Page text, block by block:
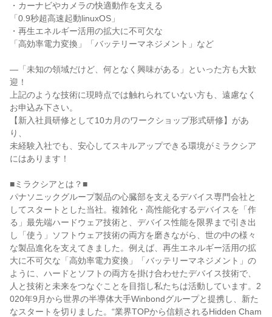
・カーナビやカメラの快適動作を支える
「0.9秒超高速起動linuxOS」
・再生エネルギー活用の拡大に不可欠な
「高効率電力変換」「バッテリーマネジメント」など
―「未知の領域だけど、何となく興味がある」といった方も大歓
迎！
上記のような技術に現時点では触れられていない方も、遠慮なく
お申込み下さい。
【新入社員研修として10カ月のワークショップ形式研修】があ
り、
未経験入社でも、安心してスキルアップできる環境がミラクシア
にはあります！
■ミラクシアとは？■
パナソニックグループ製品の心臓部を支えるデバイス専門会社と
してスタートとした当社。複雑化・高性能化するデバイスを「作
る」最先端ハードウェア技術と、デバイス性能を限界まで引き出
し「使う」ソフトウェア技術の両方を磨きながら、世の中の様々
な製品進化を支えてきました。例えば、再生エネルギー活用の拡
大に不可欠な「高効率電力変換」「バッテリーマネジメント」の
ように、ハードとソフトの両方を掛け合わせたデバイス技術で、
人と技術と未来をつなぐことを目指し私たちは活動しています。2
020年9月から世界の半導体大手Winbondグループと提携し、新た
なスタートを切りました。“業界TOPから信頼されるHidden Cham